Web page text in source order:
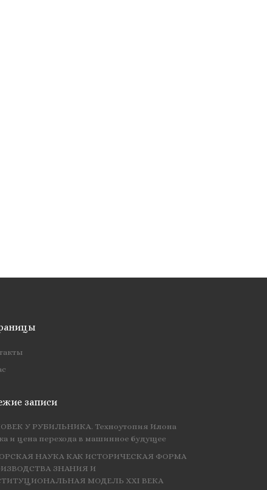
записи
У РУБИЛЬНИКА. Техноутопия Илона
и цена перехода в машинное будущее
НАУКА КАК ИСТОРИЧЕСКАЯ ФОРМА
ЗНАНИЯ И
МОДЕЛЬ XXI ВЕКА